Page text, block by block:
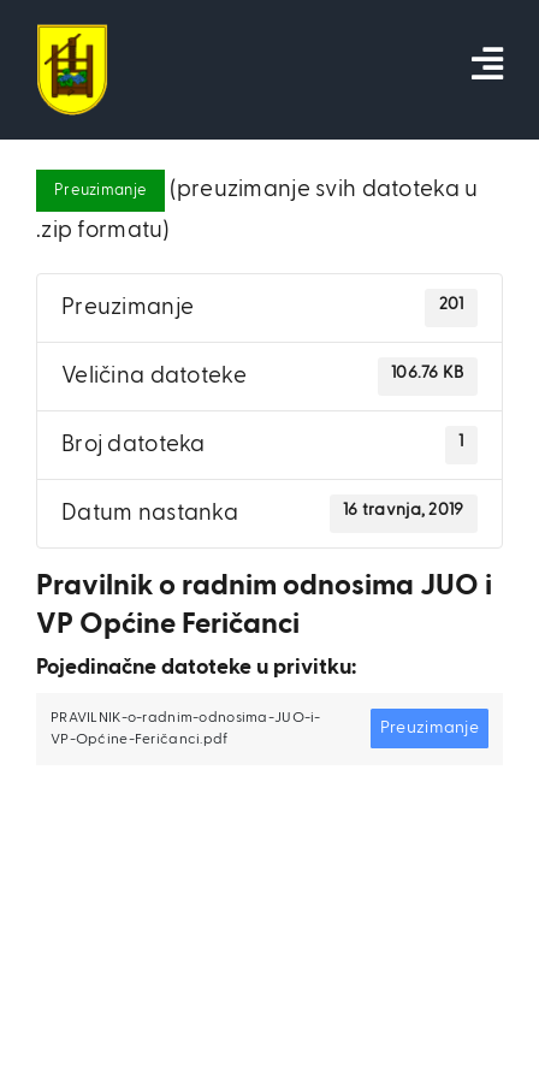
content
Preuzimanje
(preuzimanje svih datoteka u
.zip formatu)
Preuzimanje 201
Veličina datoteke 106.76 KB
Broj datoteka 1
Datum nastanka 16 travnja, 2019
Pravilnik o radnim odnosima JUO i
VP Općine Feričanci
Pojedinačne datoteke u privitku:
PRAVILNIK-o-radnim-odnosima-JUO-i-
VP-Općine-Feričanci.pdf
Preuzimanje